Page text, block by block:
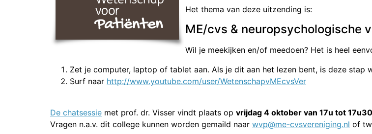
Het thema van deze uitzending is:
ME/cvs & neuropsychologische
Wil je meekijken en/of meedoen? Het is heel
Zet je computer, laptop of tablet aan. Als je dit aan het lezen bent, is deze stap
Surf naar http://www.youtube.com/user/WetenschapvMEcvsVer
De chatsessie met prof. dr. Visser vindt plaats op vrijdag 4 oktober van 17u tot
Vragen n.a.v. dit college kunnen worden gemaild naar wvp@me-cvsvereniging.nl of